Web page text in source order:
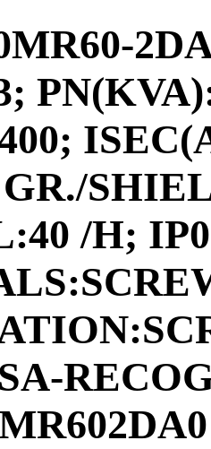
/H;